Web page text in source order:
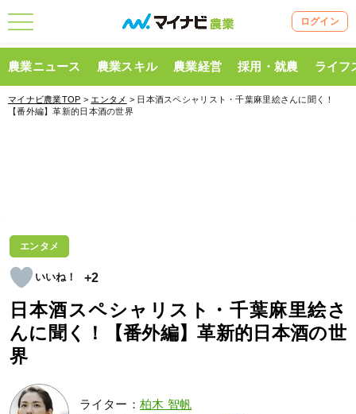
ログイン
農業ニュース 農業スキル 農業経営 採用・就農 ライフ
マイナビ農業TOP > エンタメ > 日本酒スペシャリスト・千葉麻里絵さんに聞く！
【番外編】革新的日本酒の世界
エンタメ
+2
日本酒スペシャリスト・千葉麻里絵さ
んに聞く！【番外編】革新的日本酒の世
界
ライター： 柏木 智帆